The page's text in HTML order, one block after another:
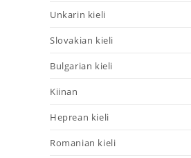
Unkarin kieli
Slovakian kieli
Bulgarian kieli
Kiinan
Heprean kieli
Romanian kieli